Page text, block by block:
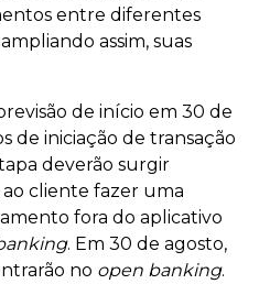
entre diferentes
assim, suas
de início em 30 de
de iniciação de transação
deverão surgir
cliente fazer uma
fora do aplicativo
. Em 30 de agosto,
no open banking.